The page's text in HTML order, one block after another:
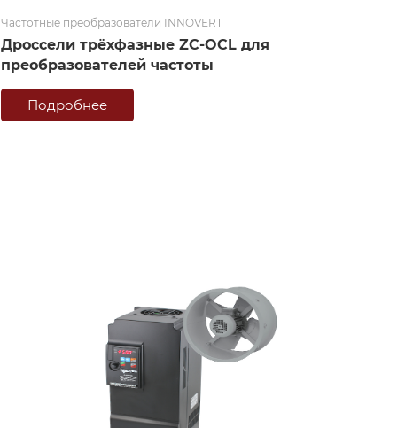
Частотные преобразователи INNOVERT
Дроссели трёхфазные ZC-OCL для
преобразователей частоты
Подробнее